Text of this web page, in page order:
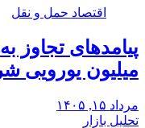
اقتصاد حمل و نقل
میلیون یورویی
مرداد ۱۵, ۱۴۰۵
تحلیل بازار